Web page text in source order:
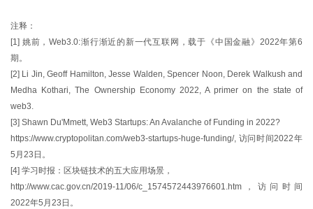
注释：
[1] 姚前，Web3.0:渐行渐近的新一代互联网，载于《中国金融》2022年第6
期。
[2] Li Jin, Geoff Hamilton, Jesse Walden, Spencer Noon, Derek Walkush and
Medha Kothari, The Ownership Economy 2022, A primer on the state of
web3.
[3] Shawn Du'Mmett, Web3 Startups: An Avalanche of Funding in 2022?
https://www.cryptopolitan.com/web3-startups-huge-funding/, 访问时间2022年
5月23日。
[4] 学习时报：区块链技术的五大应用场景，
http://www.cac.gov.cn/2019-11/06/c_1574572443976601.htm，访问时间
2022年5月23日。